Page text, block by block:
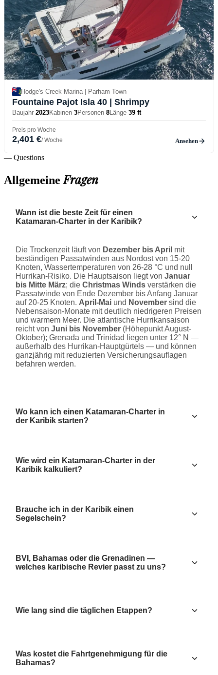
Hodge's Creek Marina | Parham Town
Fountaine Pajot Isla 40 | Shrimpy
Baujahr 2023Kabinen 3Personen 8Länge 39 ft
Preis pro Woche
2,401 €/ Woche Ansehen
— Questions
AllgemeineFragen
Wann ist die beste Zeit für einen
Katamaran-Charter in der Karibik?
Die Trockenzeit läuft von Dezember bis April mit
beständigen Passatwinden aus Nordost von 15-20
Knoten, Wassertemperaturen von 26-28 °C und null
Hurrikan-Risiko. Die Hauptsaison liegt von Januar
bis Mitte März; die Christmas Winds verstärken die
Passatwinde von Ende Dezember bis Anfang Januar
auf 20-25 Knoten. April-Mai und November sind die
Nebensaison-Monate mit deutlich niedrigeren Preisen
und warmem Meer. Die atlantische Hurrikansaison
reicht von Juni bis November (Höhepunkt August-
Oktober); Grenada und Trinidad liegen unter 12° N —
außerhalb des Hurrikan-Hauptgürtels — und können
ganzjährig mit reduzierten Versicherungsauflagen
befahren werden.
Wo kann ich einen Katamaran-Charter in
der Karibik starten?
Wie wird ein Katamaran-Charter in der
Karibik kalkuliert?
Brauche ich in der Karibik einen
Segelschein?
BVI, Bahamas oder die Grenadinen —
welches karibische Revier passt zu uns?
Wie lang sind die täglichen Etappen?
Was kostet die Fahrtgenehmigung für die
Bahamas?